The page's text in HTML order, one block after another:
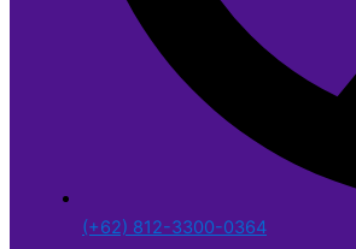
(+62) 812-3300-0364